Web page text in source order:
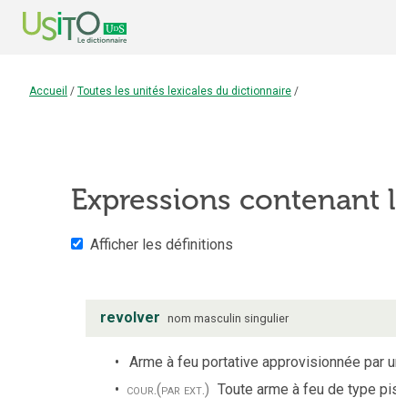
Accueil / Toutes les unités lexicales du dictionnaire /
Expressions contenant
Afficher les définitions
revolver nom masculin singulier
Arme à feu portative approvisionnée par
cour.(par ext.) Toute arme à feu de type